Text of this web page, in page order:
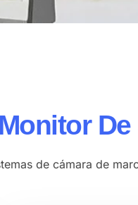
Monitor
de cámara de